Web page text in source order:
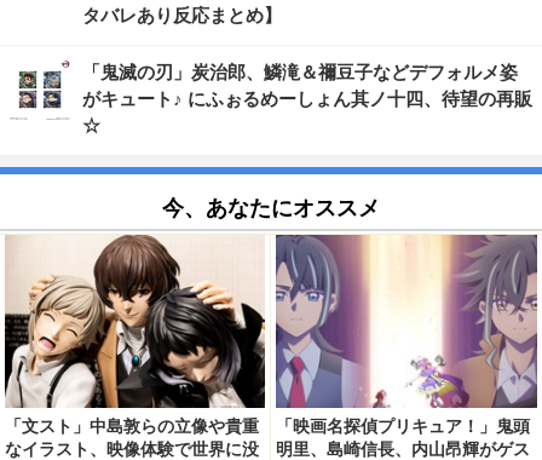
タバレあり反応まとめ】
「鬼滅の刃」炭治郎、鱗滝＆禰豆子などデフォルメ姿
がキュート♪ にふぉるめーしょん其ノ十四、待望の再販
☆
今、あなたにオススメ
「文スト」中島敦らの立像や貴重
なイラスト、映像体験で世界に没
「映画名探偵プリキュア！」鬼頭
明里、島崎信長、内山昂輝がゲス